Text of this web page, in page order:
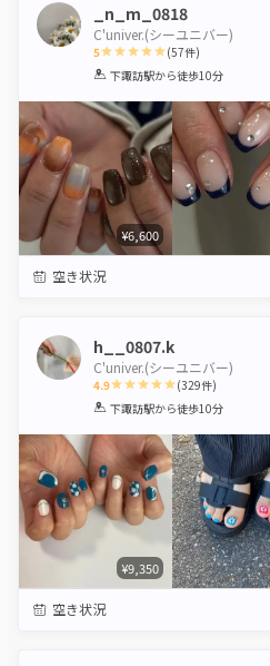
_n_m_0818
C'univer.(シーユニバー)
5
1 2 3 4 5
(57件)
下諏訪駅から徒歩10分
¥6,600
空き状況
h__0807.k
C'univer.(シーユニバー)
4.9
1 2 3 4 5
(329件)
下諏訪駅から徒歩10分
¥9,350
空き状況